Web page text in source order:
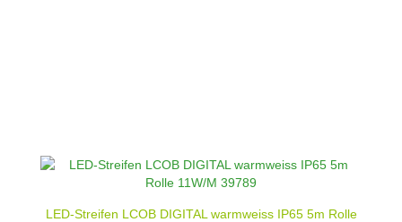
LED-Streifen LCOB DIGITAL warmweiss IP65 5m Rolle